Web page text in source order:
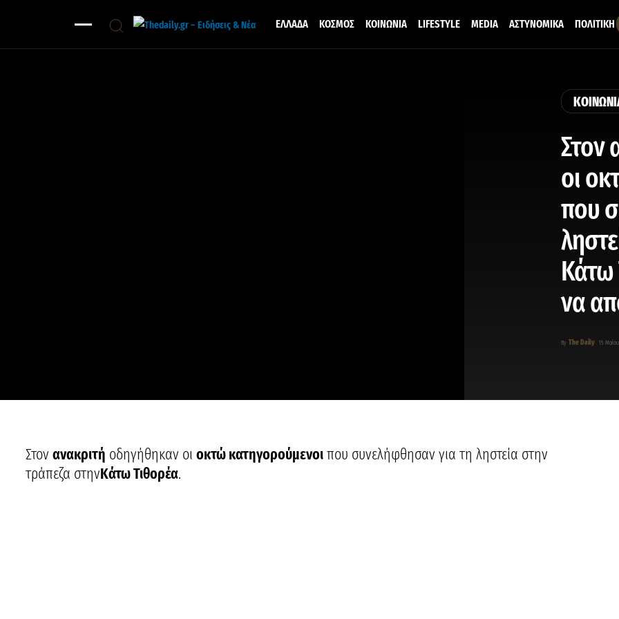
ΕΛΛΑΔΑ ΚΟΣΜΟΣ ΚΟΙΝΩΝΙΑ LIFESTYLE MEDIA ΑΣΤΥΝΟΜΙΚΑ ΠΟΛΙΤΙΚΗ
Στον
οι
που
Κάτω
να
By The Daily 15
Στον ανακριτή οδηγήθηκαν οι οκτώ κατηγορούμενοιπου συνελήφθησαν για τη ληστεία στην
τράπεζα στηνΚάτω Τιθορέα.